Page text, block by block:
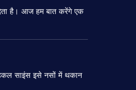
देता है। आज हम बात करेंगे एक
साइंस इसे नसों में थकान